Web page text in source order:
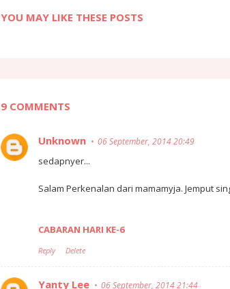
YOU MAY LIKE THESE POSTS
9 COMMENTS
Unknown 06 September, 2014 20:49
sedapnyer...
Salam Perkenalan dari mamamyja. Jemput
CABARAN HARI KE-6
Reply Delete
Yanty Lee 06 September, 2014 21:44